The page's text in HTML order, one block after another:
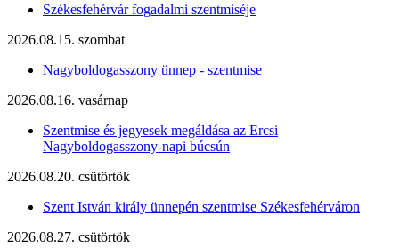
Székesfehérvár fogadalmi szentmiséje
2026.08.15. szombat
Nagyboldogasszony ünnep - szentmise
2026.08.16. vasárnap
Szentmise és jegyesek megáldása az Ercsi
Nagyboldogasszony-napi búcsún
2026.08.20. csütörtök
Szent István király ünnepén szentmise Székesfehérváron
2026.08.27. csütörtök